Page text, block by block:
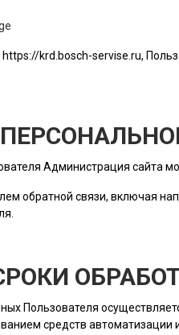
https://krd.bosch-servise.ru,
Администрация сайта
обратной связи, включая
Пользователя
средств автоматизации